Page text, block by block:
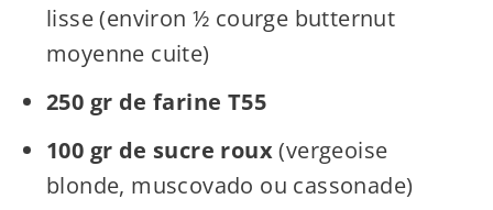
lisse (environ ½ courge butternut
moyenne cuite)
250 gr de farine T55
100 gr de sucre roux(vergeoise
blonde, muscovado ou cassonade)